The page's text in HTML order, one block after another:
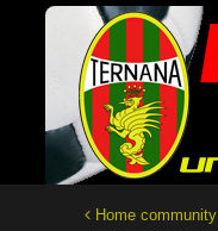
Home community